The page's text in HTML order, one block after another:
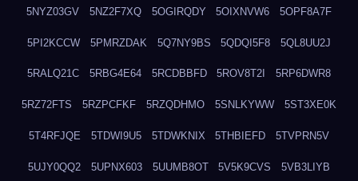
5NYZ03GV 5NZ2F7XQ 5OGIRQDY 5OIXNVW6 5OPF8A7F
5PI2KCCW 5PMRZDAK 5Q7NY9BS 5QDQI5F8 5QL8UU2J
5RALQ21C 5RBG4E64 5RCDBBFD 5ROV8T2I 5RP6DWR8
5RZ72FTS 5RZPCFKF 5RZQDHMO 5SNLKYWW 5ST3XE0K
5T4RFJQE 5TDWI9U5 5TDWKNIX 5THBIEFD 5TVPRN5V
5UJY0QQ2 5UPNX603 5UUMB8OT 5V5K9CVS 5VB3LIYB